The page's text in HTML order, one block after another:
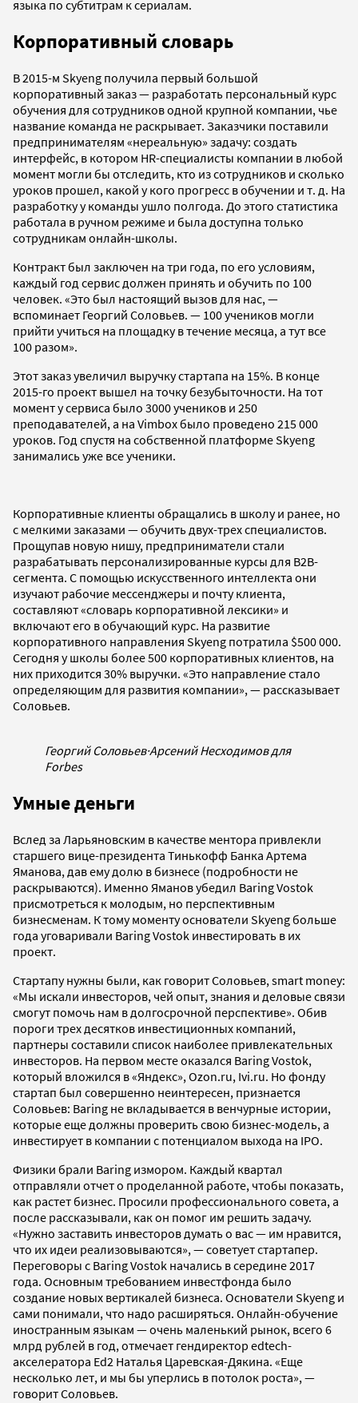
языка по субтитрам к сериалам.
Корпоративный словарь
В 2015-м Skyeng получила первый большой
корпоративный заказ — разработать персональный курс
обучения для сотрудников одной крупной компании, чье
название команда не раскрывает. Заказчики поставили
предпринимателям «нереальную» задачу: создать
интерфейс, в котором HR-специалисты компании в любой
момент могли бы отследить, кто из сотрудников и сколько
уроков прошел, какой у кого прогресс в обучении и т. д. На
разработку у команды ушло полгода. До этого статистика
работала в ручном режиме и была доступна только
сотрудникам онлайн-школы.
Контракт был заключен на три года, по его условиям,
каждый год сервис должен принять и обучить по 100
человек. «Это был настоящий вызов для нас, —
вспоминает Георгий Соловьев. — 100 учеников могли
прийти учиться на площадку в течение месяца, а тут все
100 разом».
Этот заказ увеличил выручку стартапа на 15%. В конце
2015-го проект вышел на точку безубыточности. На тот
момент у сервиса было 3000 учеников и 250
преподавателей, а на Vimbox было проведено 215 000
уроков. Год спустя на собственной платформе Skyeng
занимались уже все ученики.
Корпоративные клиенты обращались в школу и ранее, но
с мелкими заказами — обучить двух-трех специалистов.
Прощупав новую нишу, предприниматели стали
разрабатывать персонализированные курсы для B2B-
сегмента. С помощью искусственного интеллекта они
изучают рабочие мессенджеры и почту клиента,
составляют «словарь корпоративной лексики» и
включают его в обучающий курс. На развитие
корпоративного направления Skyeng потратила $500 000.
Сегодня у школы более 500 корпоративных клиентов, на
них приходится 30% выручки. «Это направление стало
определяющим для развития компании», — рассказывает
Соловьев.
Георгий Соловьев·Арсений Несходимов для
Forbes
Умные деньги
Вслед за Ларьяновским в качестве ментора привлекли
старшего вице-президента Тинькофф Банка Артема
Яманова, дав ему долю в бизнесе (подробности не
раскрываются). Именно Яманов убедил Baring Vostok
присмотреться к молодым, но перспективным
бизнесменам. К тому моменту основатели Skyeng больше
года уговаривали Baring Vostok инвестировать в их
проект.
Стартапу нужны были, как говорит Соловьев, smart money:
«Мы искали инвесторов, чей опыт, знания и деловые связи
смогут помочь нам в долгосрочной перспективе». Обив
пороги трех десятков инвестиционных компаний,
партнеры составили список наиболее привлекательных
инвесторов. На первом месте оказался Baring Vostok,
который вложился в «Яндекс», Ozon.ru, Ivi.ru. Но фонду
стартап был совершенно неинтересен, признается
Соловьев: Baring не вкладывается в венчурные истории,
которые еще должны проверить свою бизнес-модель, а
инвестирует в компании с потенциалом выхода на IPO.
Физики брали Baring измором. Каждый квартал
отправляли отчет о проделанной работе, чтобы показать,
как растет бизнес. Просили профессионального совета, а
после рассказывали, как он помог им решить задачу.
«Нужно заставить инвесторов думать о вас — им нравится,
что их идеи реализовываются», — советует стартапер.
Переговоры с Baring Vostok начались в середине 2017
года. Основным требованием инвестфонда было
создание новых вертикалей бизнеса. Основатели Skyeng и
сами понимали, что надо расширяться. Онлайн-обучение
иностранным языкам — очень маленький рынок, всего 6
млрд рублей в год, отмечает гендиректор edtech-
акселератора Ed2 Наталья Царевская-Дякина. «Еще
несколько лет, и мы бы уперлись в потолок роста», —
говорит Соловьев.